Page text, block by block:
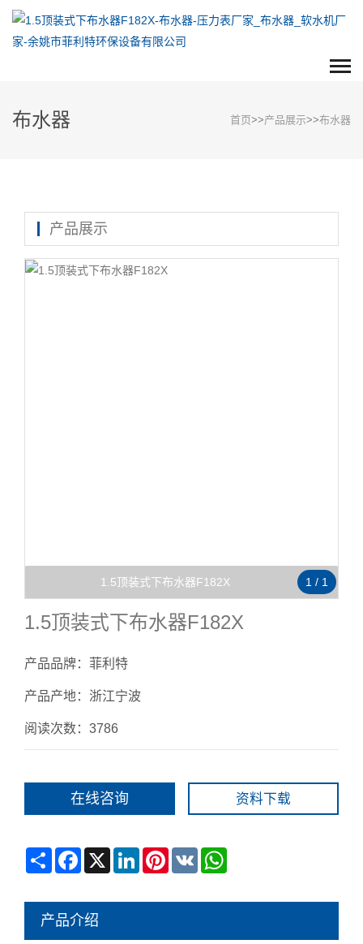
布水器 首页>>产品展示>>布水器
1.5顶装式下布水器F182X 1 / 1
1.5顶装式下布水器F182X
产品品牌：菲利特
产品产地：浙江宁波
阅读次数：3786
在线咨询 资料下载
Share Facebook
X LinkedInPinterest
VK
产品介绍
产品展示